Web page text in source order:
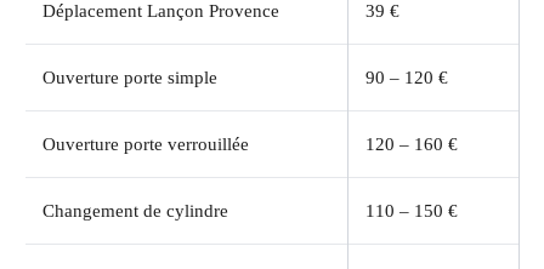
Déplacement Lançon Provence 39 €
Ouverture porte simple 90 – 120 €
Ouverture porte verrouillée 120 – 160 €
Changement de cylindre 110 – 150 €